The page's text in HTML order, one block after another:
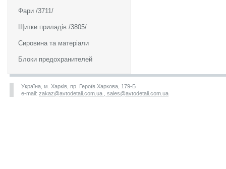
Фари /3711/
Щитки приладів /3805/
Сировина та матеріали
Блоки предохранителей
Україна, м. Харків, пр. Героїв Харкова, 179-Б
e-mail: zakaz@avtodetali.com.ua , sales@avtodetali.com.ua